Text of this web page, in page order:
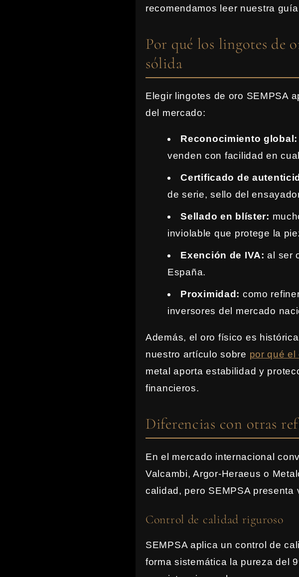
recomendamos leer nuestra
Por qué los lingotes de
sólida
Elegir lingotes de oro SEMPSA
del mercado:
Reconocimiento global:
venden con facilidad en
Certificado de
de serie, sello del
Sellado en blíster:
inviolable que protege la
Exención de IVA: al ser
España.
Proximidad: como
inversores del mercado
Además, el oro físico es
nuestro artículo sobre por qué
metal aporta estabilidad y
financieros.
Diferencias con otras
En el mercado internacional
Valcambi, Argor-Heraeus o
calidad, pero SEMPSA
Control de calidad riguroso
SEMPSA aplica un control de
forma sistemática la pureza del